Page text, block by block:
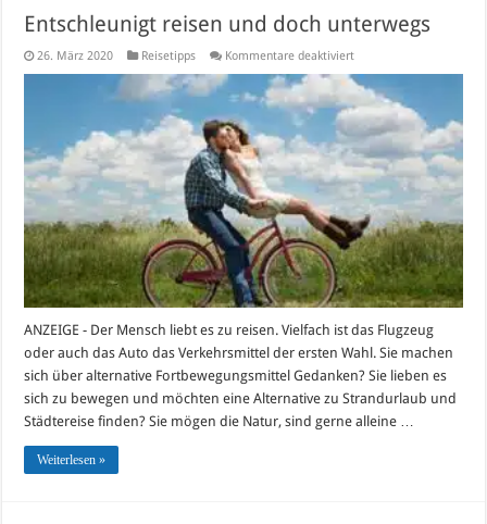
Entschleunigt reisen und doch unterwegs
26. März 2020 Reisetipps Kommentare deaktiviertfür
reisen
und
doch
unterwegs
ANZEIGE - Der Mensch liebt es zu reisen. Vielfach ist das Flugzeug
oder auch das Auto das Verkehrsmittel der ersten Wahl. Sie machen
sich über alternative Fortbewegungsmittel Gedanken? Sie lieben es
sich zu bewegen und möchten eine Alternative zu Strandurlaub und
Städtereise finden? Sie mögen die Natur, sind gerne alleine …
Weiterlesen »